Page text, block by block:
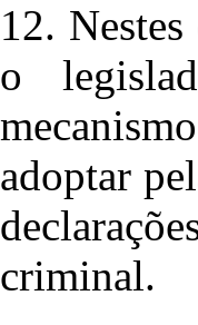
12.
o
adoptar
criminal.